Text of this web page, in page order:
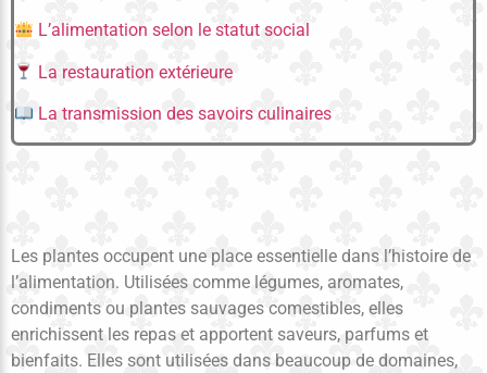
L’alimentation selon le statut social
La restauration extérieure
La transmission des savoirs culinaires
Les plantes occupent une place essentielle dans l’histoire de
l’alimentation. Utilisées comme légumes, aromates,
condiments ou plantes sauvages comestibles, elles
enrichissent les repas et apportent saveurs, parfums et
bienfaits. Elles sont utilisées dans beaucoup de domaines,